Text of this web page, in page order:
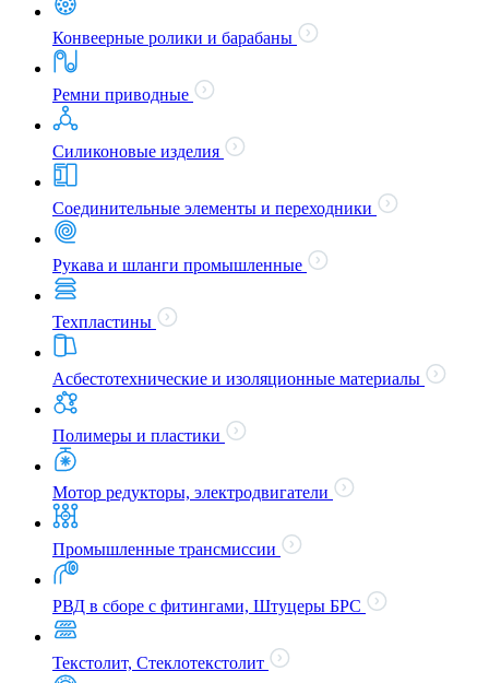
Конвеерные ролики и барабаны
Ремни приводные
Силиконовые изделия
Соединительные элементы и переходники
Рукава и шланги промышленные
Техпластины
Асбестотехнические и изоляционные материалы
Полимеры и пластики
Мотор редукторы, электродвигатели
Промышленные трансмиссии
РВД в сборе с фитингами, Штуцеры БРС
Текстолит, Стеклотекстолит